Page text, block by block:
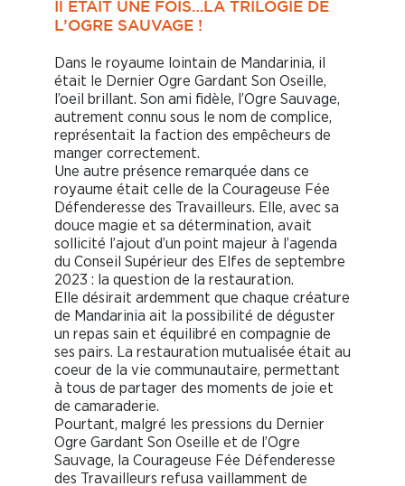
Il ETAIT UNE FOIS…LA TRILOGIE DE
L’OGRE SAUVAGE !
Dans le royaume lointain de Mandarinia, il
était le Dernier Ogre Gardant Son Oseille,
l’oeil brillant. Son ami fidèle, l’Ogre Sauvage,
autrement connu sous le nom de complice,
représentait la faction des empêcheurs de
manger correctement.
Une autre présence remarquée dans ce
royaume était celle de la Courageuse Fée
Défenderesse des Travailleurs. Elle, avec sa
douce magie et sa détermination, avait
sollicité l’ajout d’un point majeur à l’agenda
du Conseil Supérieur des Elfes de septembre
2023 : la question de la restauration.
Elle désirait ardemment que chaque créature
de Mandarinia ait la possibilité de déguster
un repas sain et équilibré en compagnie de
ses pairs. La restauration mutualisée était au
coeur de la vie communautaire, permettant
à tous de partager des moments de joie et
de camaraderie.
Pourtant, malgré les pressions du Dernier
Ogre Gardant Son Oseille et de l’Ogre
Sauvage, la Courageuse Fée Défenderesse
des Travailleurs refusa vaillamment de